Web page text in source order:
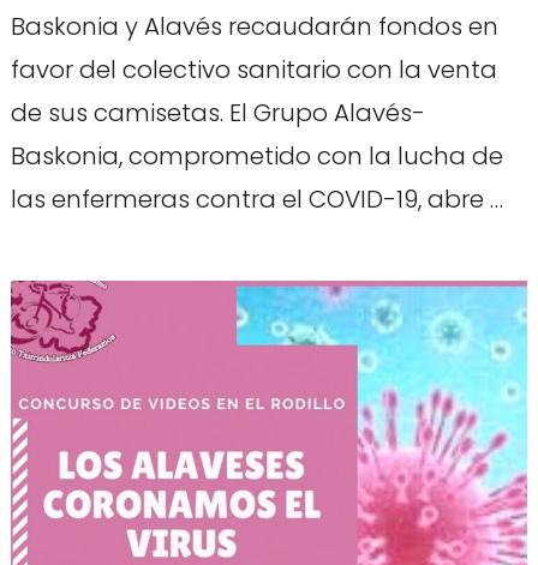
Baskonia y Alavés recaudarán fondos en
favor del colectivo sanitario con la venta
de sus camisetas. El Grupo Alavés-
Baskonia, comprometido con la lucha de
las enfermeras contra el COVID-19, abre …